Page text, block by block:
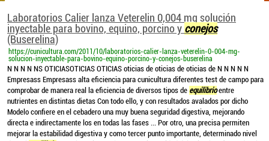
Laboratorios Calier lanza Veterelin 0,004 mg solución
inyectable para bovino, equino, porcino y conejos
(Buserelina)
https://cunicultura.com/2011/10/laboratorios-calier-lanza-veterelin-0-004-mg-
solucion-inyectable-para-bovino-equino-porcino-y-conejos-buserelina
N N N N NS OTICIASOTICIAS OTICIAS oticias de oticias de oticias de N N N N N
Empresass Empresass alta eficiencia para cunicultura diferentes test de campo para
comprobar de manera real la eficiencia de diversos tipos de equilibrioentre
nutrientes en distintas dietas Con todo ello, y con resultados avalados por dicho
Modelo confiere en el cebadero una muy buena seguridad digestiva, mejorando
directa e indirectamente los en todas las fases ... Por otro, una precisa permiten
mejorar la estabilidad digestiva y como tercer punto importante, determinado nivel